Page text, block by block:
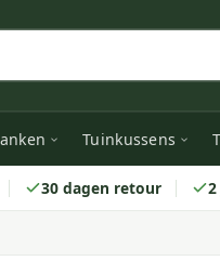
Tuinkussens
30 dagen retour